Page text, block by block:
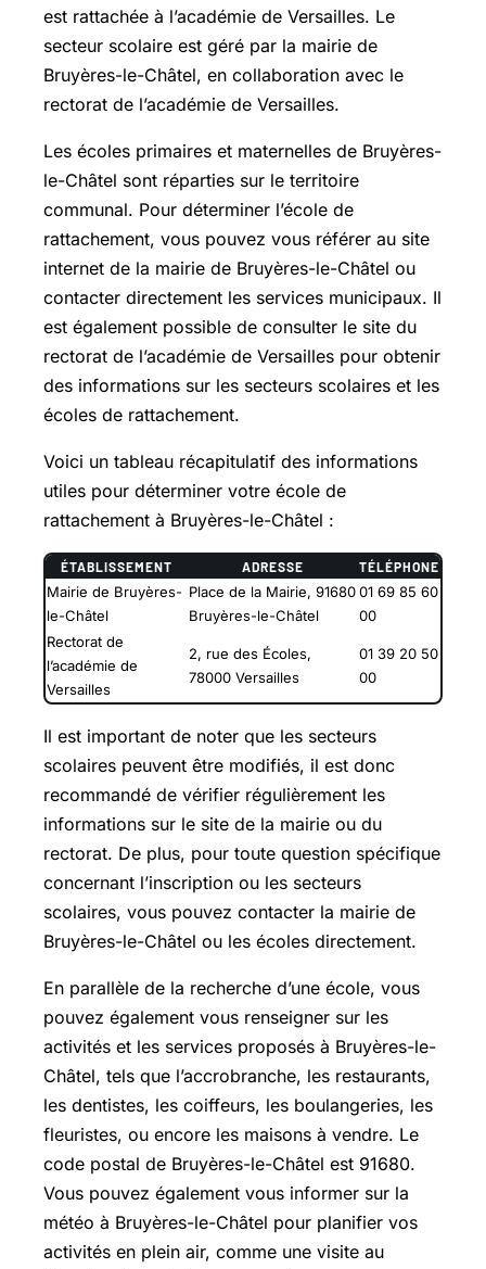
est rattachée à l’académie de Versailles. Le
secteur scolaire est géré par la mairie de
Bruyères-le-Châtel, en collaboration avec le
rectorat de l’académie de Versailles.
Les écoles primaires et maternelles de Bruyères-
le-Châtel sont réparties sur le territoire
communal. Pour déterminer l’école de
rattachement, vous pouvez vous référer au site
internet de la mairie de Bruyères-le-Châtel ou
contacter directement les services municipaux. Il
est également possible de consulter le site du
rectorat de l’académie de Versailles pour obtenir
des informations sur les secteurs scolaires et les
écoles de rattachement.
Voici un tableau récapitulatif des informations
utiles pour déterminer votre école de
rattachement à Bruyères-le-Châtel :
ÉTABLISSEMENT ADRESSE TÉLÉPHONE
Mairie de Bruyères-
le-Châtel
Place de la Mairie, 91680
Bruyères-le-Châtel
01 69 85 60
00
Rectorat de
l’académie de
Versailles
2, rue des Écoles,
78000 Versailles
01 39 20 50
00
Il est important de noter que les secteurs
scolaires peuvent être modifiés, il est donc
recommandé de vérifier régulièrement les
informations sur le site de la mairie ou du
rectorat. De plus, pour toute question spécifique
concernant l’inscription ou les secteurs
scolaires, vous pouvez contacter la mairie de
Bruyères-le-Châtel ou les écoles directement.
En parallèle de la recherche d’une école, vous
pouvez également vous renseigner sur les
activités et les services proposés à Bruyères-le-
Châtel, tels que l’accrobranche, les restaurants,
les dentistes, les coiffeurs, les boulangeries, les
fleuristes, ou encore les maisons à vendre. Le
code postal de Bruyères-le-Châtel est 91680.
Vous pouvez également vous informer sur la
météo à Bruyères-le-Châtel pour planifier vos
activités en plein air, comme une visite au